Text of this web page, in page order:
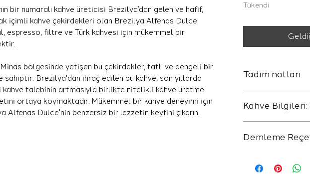
bir numaralı kahve üreticisi Brezilya’dan gelen ve hafif,
içimli kahve çekirdekleri olan Brezilya Alfenas Dulce
espresso, filtre ve Türk kahvesi için mükemmel bir
bölgesinde yetişen bu çekirdekler, tatlı ve dengeli bir
sahiptir. Brezilya'dan ihraç edilen bu kahve, son yıllarda
talebinin artmasıyla birlikte nitelikli kahve üretme
ortaya koymaktadır. Mükemmel bir kahve deneyimi için
Alfenas Dulce'nin benzersiz bir lezzetin keyfini çıkarın.
Tükendi
Tadım notları
Kahve Bilgileri:
Varyete: mundo
Demleme
Filtre Kahve
: 1